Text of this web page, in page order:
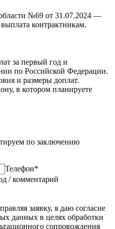
№69 от 31.07.2024 —
контрактникам.
за первый год и
по Российской Федерации.
и размеры доплат.
в котором планируете
по заключению
Телефон*
/ комментарий
заявку, я даю согласие
данных в целях обработки
сопровождения